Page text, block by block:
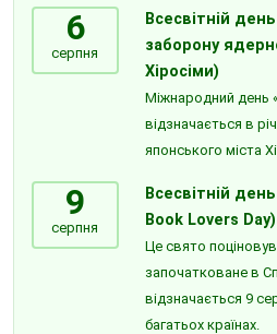
6
серпня
Всесвітній
заборону
Хіросіми)
Міжнародний день
відзначається в
японського міста
9
серпня
Всесвітній
Book Lovers Day)
Це свято
започатковане в
відзначається 9
багатьох країнах.